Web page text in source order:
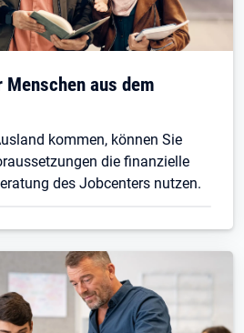
aus dem
kommen, können Sie
die finanzielle
des Jobcenters nutzen.